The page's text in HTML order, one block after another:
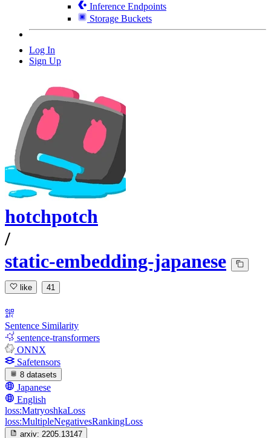
Inference Endpoints
Storage Buckets
Log In
Sign Up
hotchpotch
/
static-embedding-japanese
like 41
Sentence Similarity
sentence-transformers
ONNX
Safetensors
8 datasets
Japanese
English
loss:MatryoshkaLoss
loss:MultipleNegativesRankingLoss
arxiv: 2205.13147